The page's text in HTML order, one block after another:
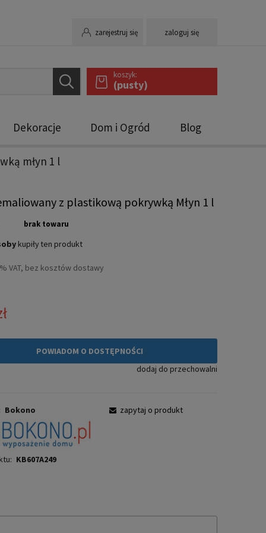
zarejestruj się zaloguj się
koszyk:
(pusty)
Dekoracje Dom i Ogród Blog
młyn 1 l
z plastikową pokrywką Młyn 1 l
brak towaru
kupiły ten produkt
VAT, bez kosztów dostawy
POWIADOM O DOSTĘPNOŚCI
dodaj do przechowalni
Bokono
KB607A249
zapytaj o produkt